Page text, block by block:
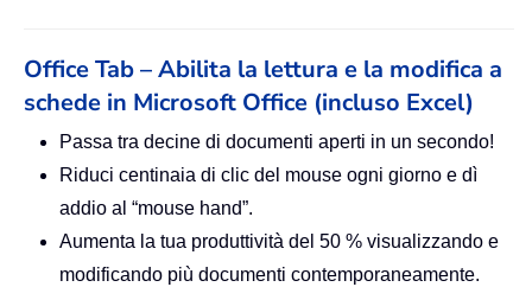
Office Tab – Abilita la lettura e la modifica a
schede in Microsoft Office (incluso Excel)
Passa tra decine di documenti aperti in un secondo!
Riduci centinaia di clic del mouse ogni giorno e dì
addio al “mouse hand”.
Aumenta la tua produttività del 50 % visualizzando e
modificando più documenti contemporaneamente.